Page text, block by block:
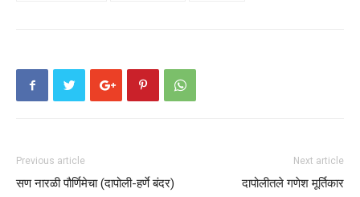
Previous article
सण नारळी पौर्णिमेचा (दापोली-हर्णे बंदर)
Next article
दापोलीतले गणेश मूर्तिकार